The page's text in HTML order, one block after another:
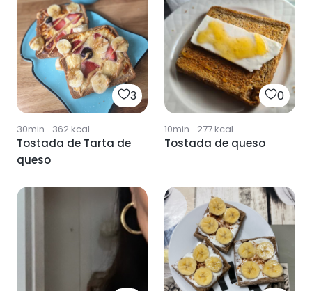
3
30min · 362kcal
Tostada de Tarta de
queso
0
10min · 277kcal
Tostada de queso